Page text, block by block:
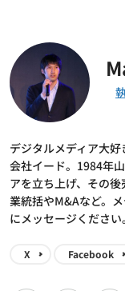
デジタルメディア大
会社イード。1984年
アを立ち上げ、その
業統括やM&Aなど。
にメッセージください。
X Facebook